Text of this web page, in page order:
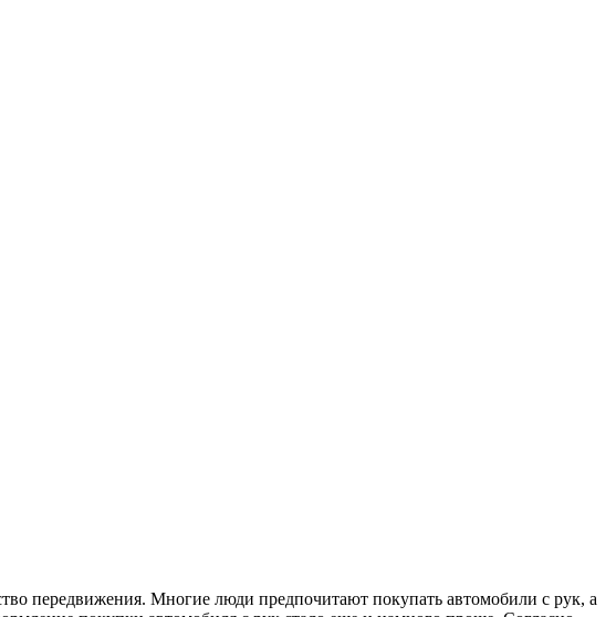
передвижения. Многие люди предпочитают покупать автомобили с рук, а